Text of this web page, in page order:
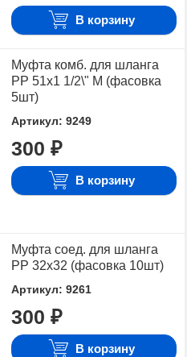
В корзину
Муфта комб. для шланга
РР 51х1 1/2\" М (фасовка
5шт)
Артикул: 9249
300 ₽
В корзину
Муфта соед. для шланга
РР 32х32 (фасовка 10шт)
Артикул: 9261
300 ₽
В корзину